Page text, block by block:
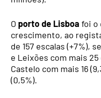
O porto de Lisboa foi o
crescimento, ao
de 157 escalas (+7%),
e Leixões com mais 25
Castelo com mais 16
(0,5%).